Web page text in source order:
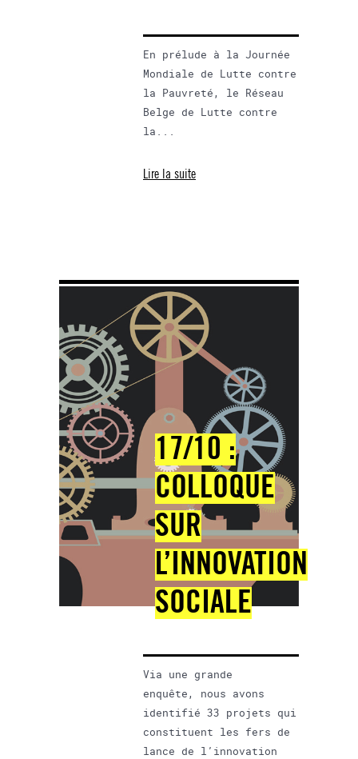
En prélude à la Journée
Mondiale de Lutte contre
la Pauvreté, le Réseau
Belge de Lutte contre
la...
Lire la suite
17/10 :
COLLOQUE
SUR
L’INNOVATION
SOCIALE
Via une grande
enquête, nous avons
identifié 33 projets qui
constituent les fers de
lance de l’innovation